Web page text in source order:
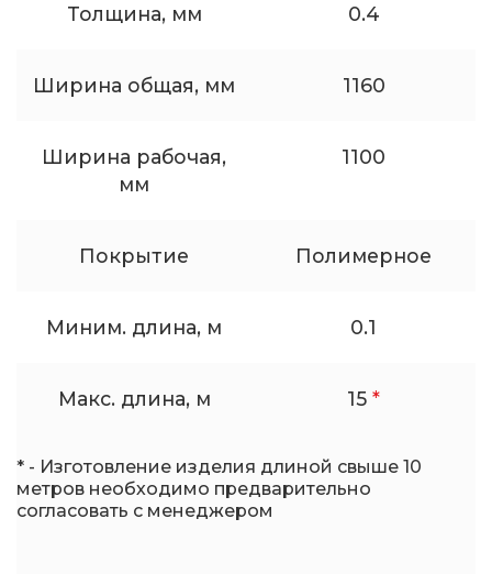
Толщина, мм 0.4
Ширина общая, мм 1160
Ширина рабочая,
мм
1100
Покрытие Полимерное
Миним. длина, м 0.1
Макс. длина, м 15 *
* - Изготовление изделия длиной свыше 10
метров необходимо предварительно
согласовать с менеджером